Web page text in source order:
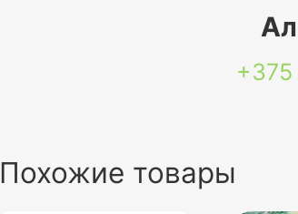
Похожие товары